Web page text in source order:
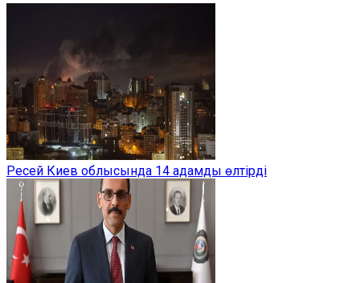
Ресей Киев облысында 14 адамды өлтірді